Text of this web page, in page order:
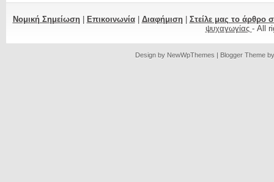
Νομική Σημείωση| Επικοινωνία| Διαφήμιση| Στείλε μας το άρθρο
ψυχαγωγίας - All
Design by NewWpThemes | Blogger Theme